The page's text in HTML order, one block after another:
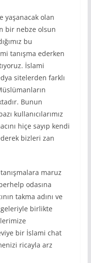
yaşanacak olan
bir nebze olsun
bu
tanışma ederken
İslami
sitelerden farklı
Bunun
kullanıcılarımız
hiçe sayıp kendi
bizleri zan
maruz
odasına
takma adını ve
birlikte
bir İslami chat
ricayla arz